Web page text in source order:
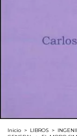
Inicio > LIBROS >